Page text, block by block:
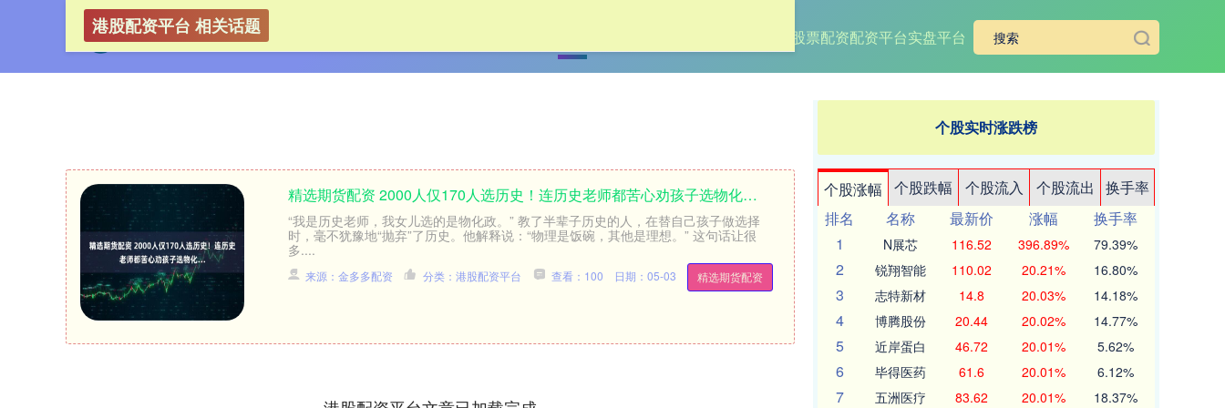
南宁股票配资配资平台实盘平台
港股配资平台 相关话题
精选期货配资 2000人仅170人选历史！连历史老师都苦心劝孩子选物化…
“我是历史老师，我女儿选的是物化政。” 教了半辈子历史的人，在替自己孩子做选择
时，毫不犹豫地“抛弃”了历史。他解释说：“物理是饭碗，其他是理想。” 这句话让很
多....
精选期货配资
来源：金多多配资 分类：港股配资平台 查看：100 日期：05-03
个股实时涨跌榜
个股涨幅 个股跌幅 个股流入 个股流出
换手率
排名
名称 最新价 涨幅
换手率
1
N展芯 116.52 396.89% 79.39%
2 锐翔智能 110.02 20.21% 16.80%
3 志特新材 14.8 20.03% 14.18%
4 博腾股份 20.44 20.02% 14.77%
5 近岸蛋白 46.72 20.01% 5.62%
6 毕得医药 61.6 20.01% 6.12%
7 五洲医疗 83.62 20.01% 18.37%